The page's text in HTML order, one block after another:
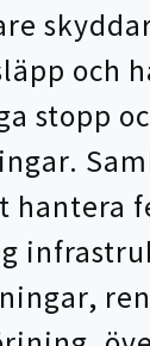
och
stopp
hantera